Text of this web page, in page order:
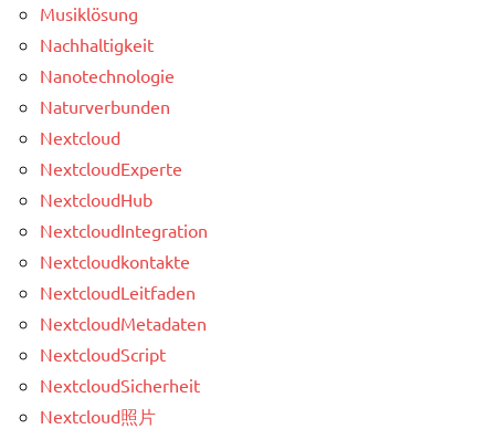
Musiklösung
Nachhaltigkeit
Nanotechnologie
Naturverbunden
Nextcloud
NextcloudExperte
NextcloudHub
NextcloudIntegration
Nextcloudkontakte
NextcloudLeitfaden
NextcloudMetadaten
NextcloudScript
NextcloudSicherheit
Nextcloud照片